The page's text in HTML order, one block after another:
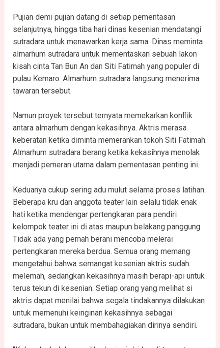
Pujian demi pujian datang di setiap pementasan
selanjutnya, hingga tiba hari dinas kesenian mendatangi
sutradara untuk menawarkan kerja sama. Dinas meminta
almarhum sutradara untuk mementaskan sebuah lakon
kisah cinta Tan Bun An dan Siti Fatimah yang populer di
pulau Kemaro. Almarhum sutradara langsung menerima
tawaran tersebut.
Namun proyek tersebut ternyata memekarkan konflik
antara almarhum dengan kekasihnya. Aktris merasa
keberatan ketika diminta memerankan tokoh Siti Fatimah.
Almarhum sutradara berang ketika kekasihnya menolak
menjadi pemeran utama dalam pementasan penting ini.
Keduanya cukup sering adu mulut selama proses latihan.
Beberapa kru dan anggota teater lain selalu tidak enak
hati ketika mendengar pertengkaran para pendiri
kelompok teater ini di atas maupun belakang panggung.
Tidak ada yang pernah berani mencoba melerai
pertengkaran mereka berdua. Semua orang memang
mengetahui bahwa semangat kesenian aktris sudah
melemah, sedangkan kekasihnya masih berapi-api untuk
terus tekun di kesenian. Setiap orang yang melihat si
aktris dapat menilai bahwa segala tindakannya dilakukan
untuk memenuhi keinginan kekasihnya sebagai
sutradara, bukan untuk membahagiakan dirinya sendiri.